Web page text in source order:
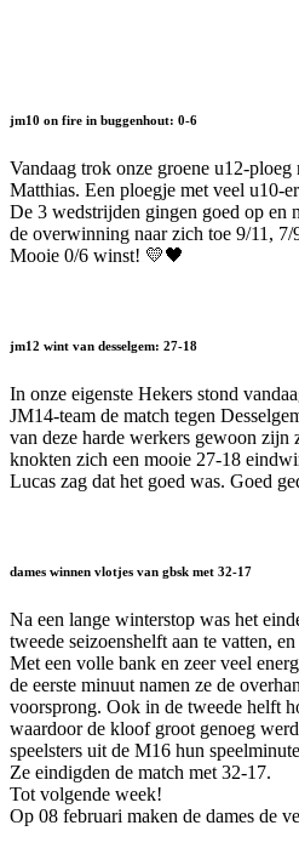
jm10 on fire in buggenhout: 0-6
Vandaag trok onze groene u12-ploeg
Matthias. Een ploegje met veel u10-
De 3 wedstrijden gingen goed op en
de overwinning naar zich toe 9/11, 7/
Mooie 0/6 winst! 💛🖤
jm12 wint van desselgem: 27-18
In onze eigenste Hekers stond
JM14-team de match tegen
van deze harde werkers gewoon zijn
knokten zich een mooie 27-18
Lucas zag dat het goed was. Goed
dames winnen vlotjes van gbsk met 32-17
Na een lange winterstop was het
tweede seizoenshelft aan te vatten,
Met een volle bank en zeer veel
de eerste minuut namen ze de
voorsprong. Ook in de tweede helft
waardoor de kloof groot genoeg
speelsters uit de M16 hun
Ze eindigden de match met 32-17.
Tot volgende week!
Op 08 februari maken de dames de